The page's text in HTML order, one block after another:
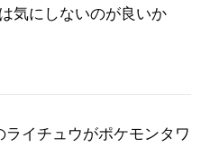
気にしないのが良いか
イチュウがポケモンタワ